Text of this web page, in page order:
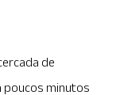
de
poucos minutos